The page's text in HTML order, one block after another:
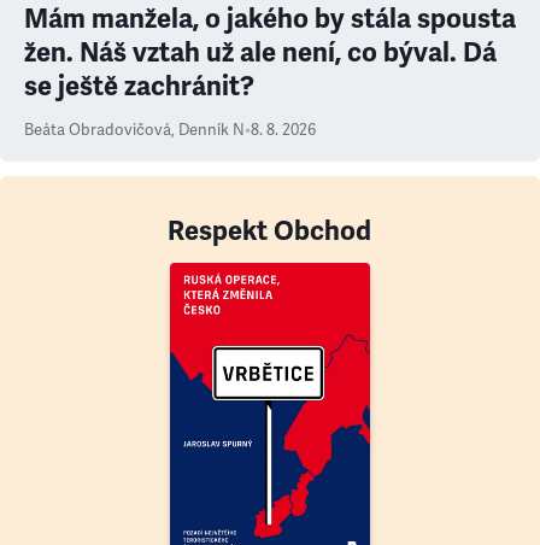
Mám manžela, o jakého by stála spousta
žen. Náš vztah už ale není, co býval. Dá
se ještě zachránit?
Beáta Obradovičová, Denník N•8. 8. 2026
Respekt Obchod